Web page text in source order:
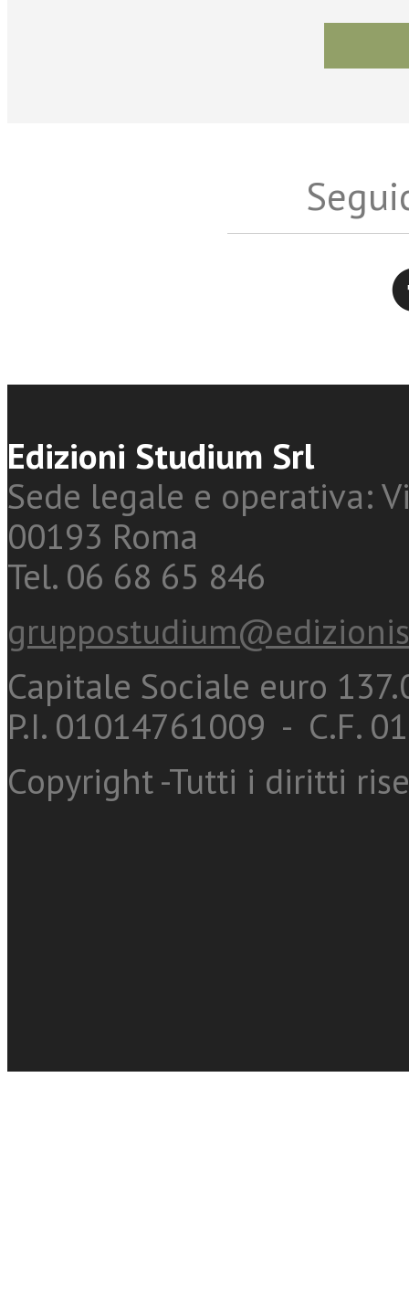
Edizioni Studium Srl
Sede legale e operativa:
00193 Roma
Tel. 06 68 65 846
Capitale Sociale euro
P.I. 01014761009 - C.F.
Copyright -Tutti i diritti